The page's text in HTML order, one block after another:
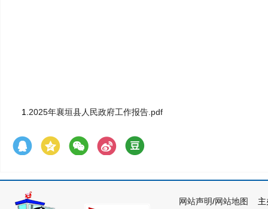
1. 2025年襄垣县人民政府工作报告.pdf
网站声明/网站地图
主